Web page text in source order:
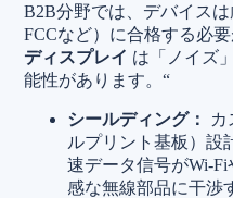
B2B分野では、デバイスは
FCCなど）に合格する必
ディスプレイ は「ノイズ
能性があります。“
シールディング：
カ
ルプリント基板）設
速データ信号がWi-
感な無線部品に干渉